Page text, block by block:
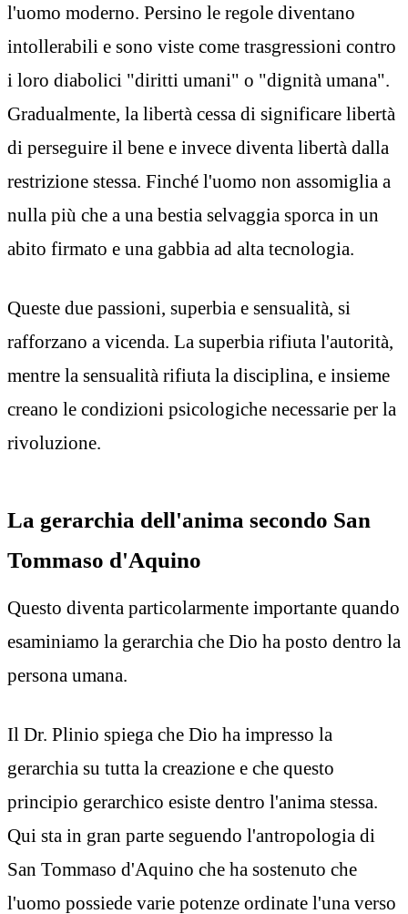
l'uomo moderno. Persino le regole diventano
intollerabili e sono viste come trasgressioni contro
i loro diabolici "diritti umani" o "dignità umana".
Gradualmente, la libertà cessa di significare libertà
di perseguire il bene e invece diventa libertà dalla
restrizione stessa. Finché l'uomo non assomiglia a
nulla più che a una bestia selvaggia sporca in un
abito firmato e una gabbia ad alta tecnologia.
Queste due passioni, superbia e sensualità, si
rafforzano a vicenda. La superbia rifiuta l'autorità,
mentre la sensualità rifiuta la disciplina, e insieme
creano le condizioni psicologiche necessarie per la
rivoluzione.
La gerarchia dell'anima secondo San
Tommaso d'Aquino
Questo diventa particolarmente importante quando
esaminiamo la gerarchia che Dio ha posto dentro la
persona umana.
Il Dr. Plinio spiega che Dio ha impresso la
gerarchia su tutta la creazione e che questo
principio gerarchico esiste dentro l'anima stessa.
Qui sta in gran parte seguendo l'antropologia di
San Tommaso d'Aquino che ha sostenuto che
l'uomo possiede varie potenze ordinate l'una verso